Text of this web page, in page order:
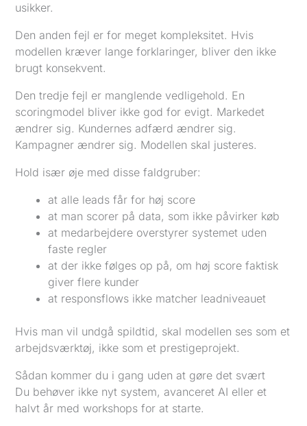
usikker.
Den anden fejl er for meget kompleksitet. Hvis
modellen kræver lange forklaringer, bliver den ikke
brugt konsekvent.
Den tredje fejl er manglende vedligehold. En
scoringmodel bliver ikke god for evigt. Markedet
ændrer sig. Kundernes adfærd ændrer sig.
Kampagner ændrer sig. Modellen skal justeres.
Hold især øje med disse faldgruber:
at alle leads får for høj score
at man scorer på data, som ikke påvirker køb
at medarbejdere overstyrer systemet uden
faste regler
at der ikke følges op på, om høj score faktisk
giver flere kunder
at responsflows ikke matcher leadniveauet
Hvis man vil undgå spildtid, skal modellen ses som et
arbejdsværktøj, ikke som et prestigeprojekt.
Sådan kommer du i gang uden at gøre det svært
Du behøver ikke nyt system, avanceret AI eller et
halvt år med workshops for at starte.